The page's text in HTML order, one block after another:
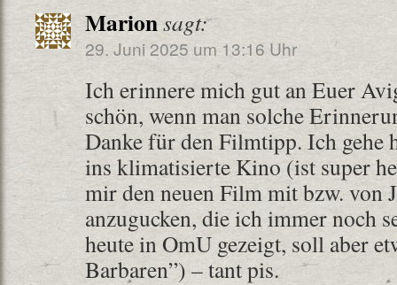
Marionsagt:
29. Juni 2025 um 13:16 Uhr
Ich erinnere mich gut an Euer
schön, wenn man solche
Danke für den Filmtipp. Ich gehe
ins klimatisierte Kino (ist super
mir den neuen Film mit bzw. von
anzugucken, die ich immer noch
heute in OmU gezeigt, soll aber
Barbaren”) – tant pis.